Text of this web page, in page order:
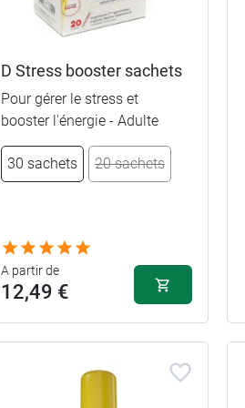
D Stress booster sachets
Pour gérer le stress et
booster l'énergie - Adulte
30 sachets 20 sachets
A partir de
12,49 €